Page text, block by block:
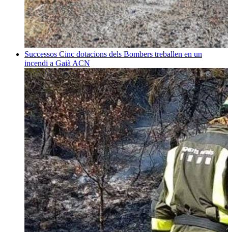
Successos Cinc dotacions dels Bombers treballen en un
incendi a Gaià ACN